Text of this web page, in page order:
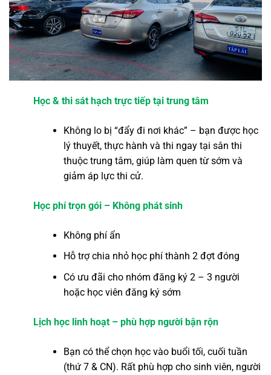
Học & thi sát hạch trực tiếp tại trung tâm
Không lo bị “đẩy đi nơi khác” – bạn được học
lý thuyết, thực hành và thi ngay tại sân thi
thuộc trung tâm, giúp làm quen từ sớm và
giảm áp lực thi cử.
Học phí trọn gói – Không phát sinh
Không phí ẩn
Hỗ trợ chia nhỏ học phí thành 2 đợt đóng
Có ưu đãi cho nhóm đăng ký 2 – 3 người
hoặc học viên đăng ký sớm
Lịch học linh hoạt – phù hợp người bận rộn
Bạn có thể chọn học vào buổi tối, cuối tuần
(thứ 7 & CN). Rất phù hợp cho sinh viên, người